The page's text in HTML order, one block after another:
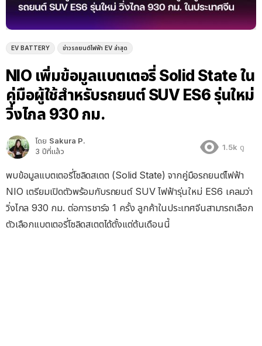
EV BATTERY ข่าวรถยนต์ไฟฟ้า EV ล่าสุด
NIO เพิ่มข้อมูลแบตเตอรี่ Solid State ใน
คู่มือผู้ใช้สำหรับรถยนต์ SUV ES6 รุ่นใหม่
วิ่งไกล 930 กม.
โดย Sakura P.
3 ปีที่แล้ว
1.5k ดู
พบข้อมูลแบตเตอรี่โซลิดสเตต (Solid State) จากคู่มือรถยนต์ไฟฟ้า
NIO เตรียมเปิดตัวพร้อมกับรถยนต์ SUV ไฟฟ้ารุ่นใหม่ ES6 เคลมว่า
วิ่งไกล 930 กม. ต่อการชาร์จ 1 ครั้ง ลูกค้าในประเทศจีนสามารถเลือก
ตัวเลือกแบตเตอรี่โซลิดสเตตได้ตั้งแต่ต้นเดือนนี้